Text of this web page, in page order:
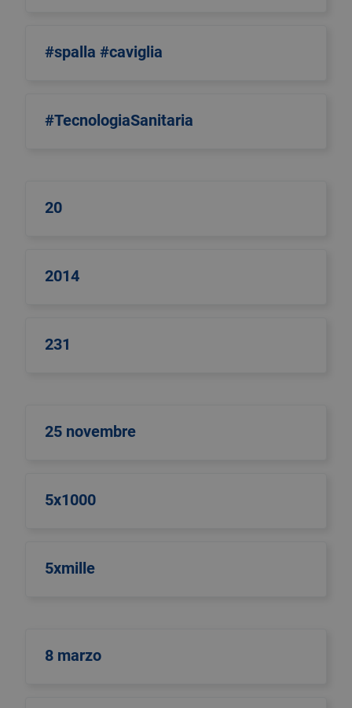
#spalla #caviglia
#TecnologiaSanitaria
20
2014
231
25 novembre
5x1000
5xmille
8 marzo